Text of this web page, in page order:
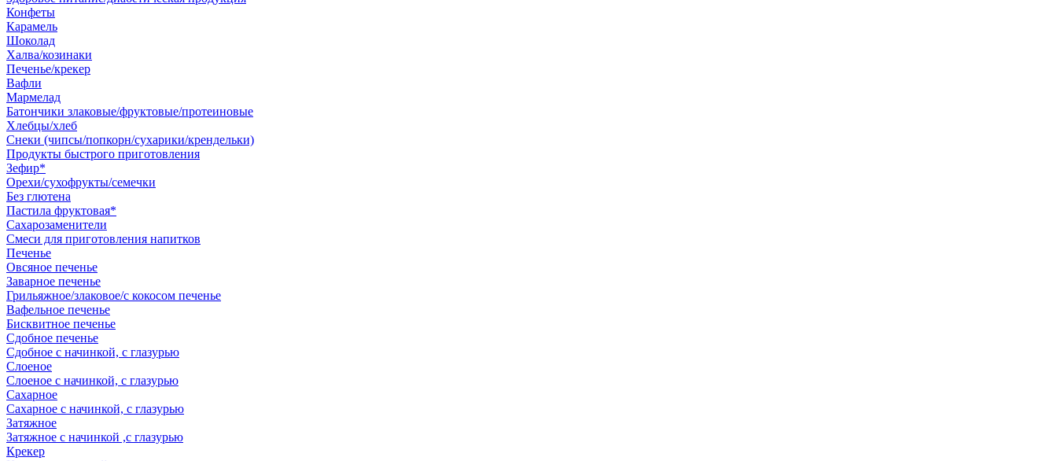
Конфеты
Карамель
Шоколад
Халва/козинаки
Печенье/крекер
Вафли
Мармелад
Батончики злаковые/фруктовые/протеиновые
Хлебцы/хлеб
Снеки (чипсы/попкорн/сухарики/крендельки)
Продукты быстрого приготовления
Зефир*
Орехи/сухофрукты/семечки
Без глютена
Пастила фруктовая*
Сахарозаменители
Смеси для приготовления напитков
Печенье
Овсяное печенье
Заварное печенье
Грильяжное/злаковое/с кокосом печенье
Вафельное печенье
Бисквитное печенье
Сдобное печенье
Сдобное с начинкой, с глазурью
Слоеное
Слоеное с начинкой, с глазурью
Сахарное
Сахарное с начинкой, с глазурью
Затяжное
Затяжное с начинкой ,с глазурью
Крекер